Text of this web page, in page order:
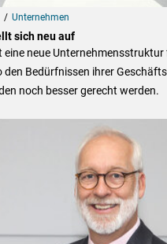
Unternehmen
sich neu auf
eine neue Unternehmensstruktur
den Bedürfnissen ihrer
noch besser gerecht werden.